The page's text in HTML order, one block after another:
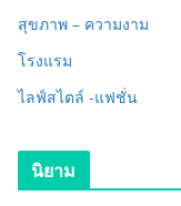
สุขภาพ – ความงาม
โรงแรม
ไลฟ์สไตล์ -แฟชั่น
นิยาม